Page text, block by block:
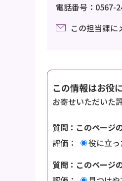
電話番号：0567-
この担当課に
この情報はお役
お寄せいただいた
質問：このページ
評価：
役に立っ
質問：このページ